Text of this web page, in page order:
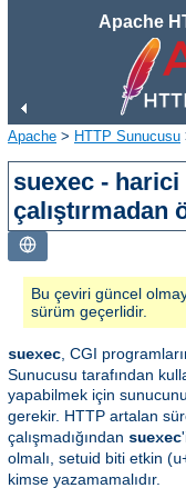
Apache
Apache > HTTP Sunucusu
suexec - harici
çalıştırmadan
Bu çeviri güncel
sürüm geçerlidir.
suexec , CGI
Sunucusu tarafından
yapabilmek için
gerekir. HTTP artalan
çalışmadığından suexec
olmalı, setuid biti etkin (
kimse yazamamalıdır.